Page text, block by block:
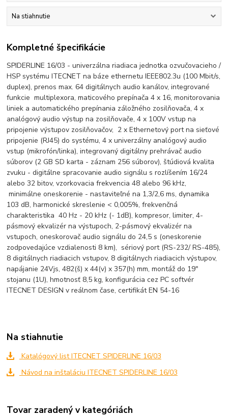
Na stiahnutie
Kompletné špecifikácie
SPIDERLINE 16/03 - univerzálna riadiaca jednotka ozvučovacieho /
HSP systému ITECNET na báze ethernetu IEEE802.3u (100 Mbit/s,
duplex), prenos max. 64 digitálnych audio kanálov, integrované
funkcie multiplexora, maticového prepínača 4 x 16, monitorovania
liniek a automatického prepínania záložného zosilňovača, 4 x
analógový audio výstup na zosilňovače, 4 x 100V vstup na
pripojenie výstupov zosilňovačov, 2 x Ethernetový port na sieťové
pripojenie (RJ45) do systému, 4 x univerzálny analógový audio
vstup (mikrofón/linka), integrovaný digitálny prehrávač audio
súborov (2 GB SD karta - záznam 256 súborov), štúdiová kvalita
zvuku - digitálne spracovanie audio signálu s rozlíšením 16/24
alebo 32 bitov, vzorkovacia frekvencia 48 alebo 96 kHz,
minimálne oneskorenie - nastaviteľné na 1,3/2,6 ms, dynamika
103 dB, harmonické skreslenie < 0,005%, frekvenčná
charakteristika 40 Hz - 20 kHz (- 1dB), kompresor, limiter, 4-
pásmový ekvalizér na výstupoch, 2-pásmový ekvalizér na
vstupoch, oneskorovač audio signálu do 24,5 s (oneskorenie
zodpovedajúce vzdialenosti 8 km), sériový port (RS-232/ RS-485),
8 digitálnych riadiacich vstupov, 8 digitálnych riadiacich výstupov,
napájanie 24Vjs, 482(š) x 44(v) x 357(h) mm, montáž do 19"
stojanu (1U), hmotnosť 8,5 kg, konfigurácia cez PC softvér
ITECNET DESIGN v reálnom čase, certifikát EN 54-16
Na stiahnutie
Katalógový list ITECNET SPIDERLINE 16/03
Návod na inštaláciu ITECNET SPIDERLINE 16/03
Tovar zaradený v kategóriách